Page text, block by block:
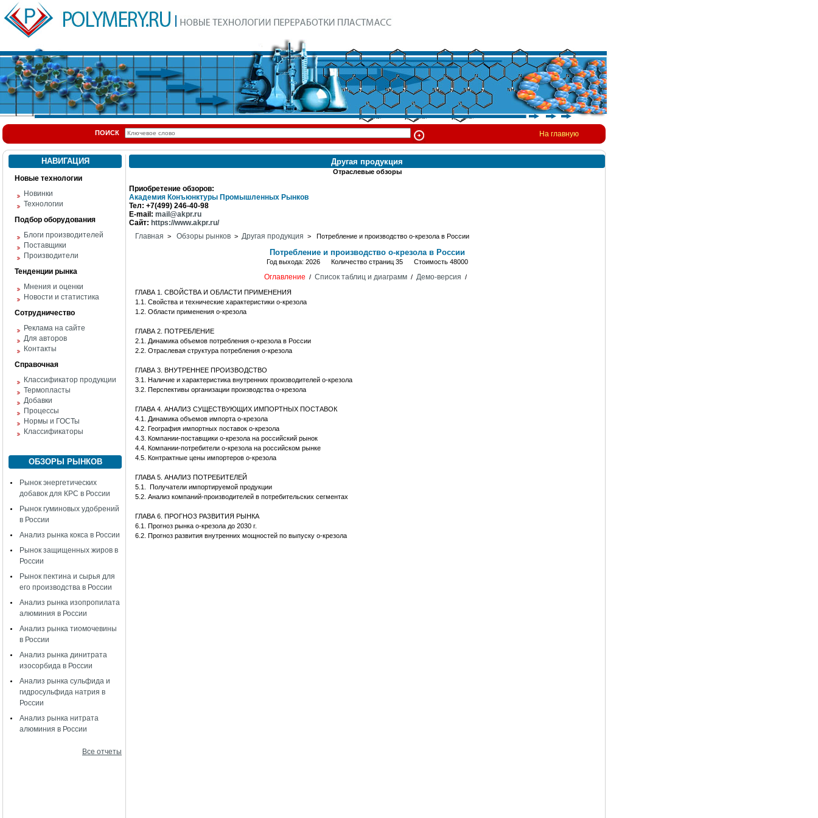
ПОИСК На главную
НАВИГАЦИЯ
Новые технологии
Новинки
Технологии
Подбор оборудования
Блоги производителей
Поставщики
Производители
Тенденции рынка
Мнения и оценки
Новости и статистика
Сотрудничество
Реклама на сайте
Для авторов
Контакты
Справочная
Классификатор продукции
Термопласты
Добавки
Процессы
Нормы и ГОСТы
Классификаторы
ОБЗОРЫ РЫНКОВ
Рынок энергетических
добавок для КРС в России
Рынок гуминовых удобрений
в России
Анализ рынка кокса в России
Рынок защищенных жиров в
России
Рынок пектина и сырья для
его производства в России
Анализ рынка изопропилата
алюминия в России
Анализ рынка тиомочевины
в России
Анализ рынка динитрата
изосорбида в России
Анализ рынка сульфида и
гидросульфида натрия в
России
Анализ рынка нитрата
алюминия в России
Все отчеты
Другая продукция
Отраслевые обзоры
Приобретение обзоров:
Академия Конъюнктуры Промышленных Рынков
Тел: +7(499) 246-40-98
E-mail: mail@akpr.ru
Сайт: https://www.akpr.ru/
Главная > Обзоры рынков > Другая продукция > Потребление и производство о-крезола в России
Потребление и производство о-крезола в России
Год выхода: 2026 Количество страниц 35 Стоимость 48000
Оглавление / Список таблиц и диаграмм/ Демо-версия /
ГЛАВА 1. СВОЙСТВА И ОБЛАСТИ ПРИМЕНЕНИЯ
1.1. Свойства и технические характеристики о-крезола
1.2. Области применения о-крезола
ГЛАВА 2. ПОТРЕБЛЕНИЕ
2.1. Динамика объемов потребления о-крезола в России
2.2. Отраслевая структура потребления о-крезола
ГЛАВА 3. ВНУТРЕННЕЕ ПРОИЗВОДСТВО
3.1. Наличие и характеристика внутренних производителей о-крезола
3.2. Перспективы организации производства о-крезола
ГЛАВА 4. АНАЛИЗ СУЩЕСТВУЮЩИХ ИМПОРТНЫХ ПОСТАВОК
4.1. Динамика объемов импорта о-крезола
4.2. География импортных поставок о-крезола
4.3. Компании-поставщики о-крезола на российский рынок
4.4. Компании-потребители о-крезола на российском рынке
4.5. Контрактные цены импортеров о-крезола
ГЛАВА 5. АНАЛИЗ ПОТРЕБИТЕЛЕЙ
5.1. Получатели импортируемой продукции
5.2. Анализ компаний-производителей в потребительских сегментах
ГЛАВА 6. ПРОГНОЗ РАЗВИТИЯ РЫНКА
6.1. Прогноз рынка о-крезола до 2030 г.
6.2. Прогноз развития внутренних мощностей по выпуску о-крезола